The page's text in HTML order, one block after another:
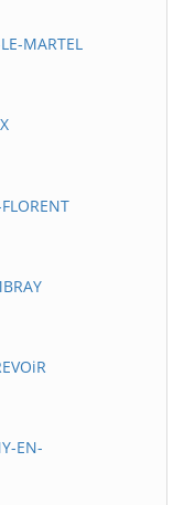
MARTEL
EN-